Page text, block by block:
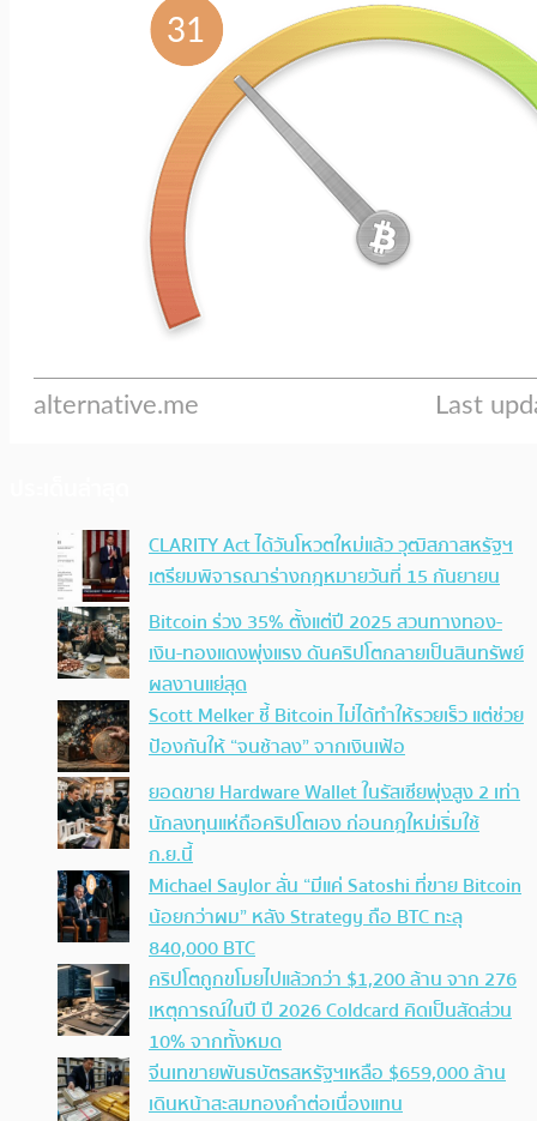
CLARITY Act ได้วันโหวตใหม่แล้ว วุฒิสภาสหรัฐฯ
เตรียมพิจารณาร่างกฎหมายวันที่ 15 กันยายน
Bitcoin ร่วง 35% ตั้งแต่ปี 2025 สวนทางทอง-
เงิน-ทองแดงพุ่งแรง ดันคริปโตกลายเป็นสินทรัพย์
ผลงานแย่สุด
Scott Melker ชี้ Bitcoin ไม่ได้ทำให้รวยเร็ว แต่ช่วย
ป้องกันให้ “จนช้าลง” จากเงินเฟ้อ
ยอดขาย Hardware Wallet ในรัสเซียพุ่งสูง 2 เท่า
นักลงทุนแห่ถือคริปโตเอง ก่อนกฎใหม่เริ่มใช้
ก.ย.นี้
Michael Saylor ลั่น “มีแค่ Satoshi ที่ขาย Bitcoin
น้อยกว่าผม” หลัง Strategy ถือ BTC ทะลุ
840,000 BTC
คริปโตถูกขโมยไปแล้วกว่า $1,200 ล้าน จาก 276
เหตุการณ์ในปี ปี 2026 Coldcard คิดเป็นสัดส่วน
10% จากทั้งหมด
จีนเทขายพันธบัตรสหรัฐฯเหลือ $659,000 ล้าน
เดินหน้าสะสมทองคำต่อเนื่องแทน